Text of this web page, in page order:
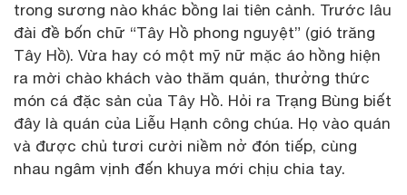
trong sương nào khác bồng lai tiên cảnh. Trước lâu
đài đề bốn chữ “Tây Hồ phong nguyệt” (gió trăng
Tây Hồ). Vừa hay có một mỹ nữ mặc áo hồng hiện
ra mời chào khách vào thăm quán, thưởng thức
món cá đặc sản của Tây Hồ. Hỏi ra Trạng Bùng biết
đây là quán của Liễu Hạnh công chúa. Họ vào quán
và được chủ tươi cười niềm nở đón tiếp, cùng
nhau ngâm vịnh đến khuya mới chịu chia tay.